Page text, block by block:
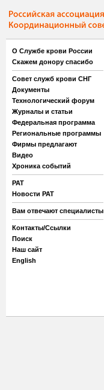
О Службе крови России
Скажем донору спасибо
Совет служб крови СНГ
Документы
Технологический форум
Журналы и статьи
Федеральная программа
Региональные программы
Фирмы предлагают
Видео
Хроника событий
РАТ
Новости РАТ
Вам отвечают специалисты
Контакты/Ссылки
Поиск
Наш сайт
English